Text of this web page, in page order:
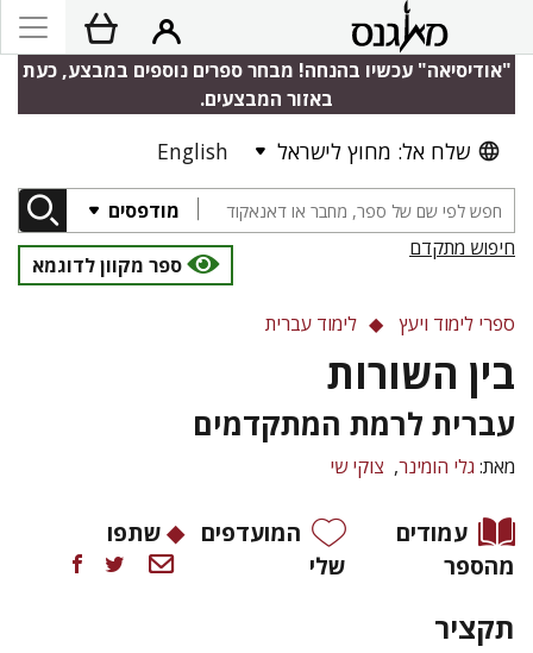
"אודיסיאה" עכשיו בהנחה! מבחר ספרים נוספים במבצע, כעת
באזור המבצעים.
שלח אל: מחוץ לישראל English
מודפסים
חיפוש מתקדם
ספר מקוון לדוגמא
ספרי לימוד ויעץ לימוד עברית
בין השורות
עברית לרמת המתקדמים
מאת: גלי הומינר צוקי שי
עמודים
מהספר
המועדפים
שלי
שתפו
תקציר